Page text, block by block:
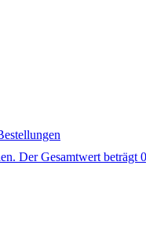
Der Gesamtwert beträgt